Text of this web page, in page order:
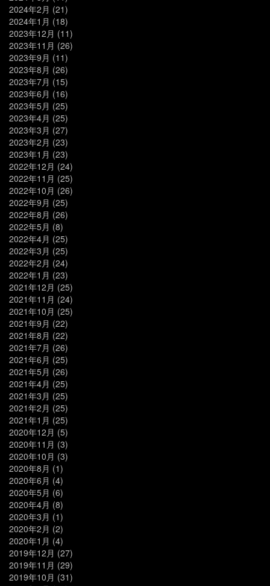
2024年2月 (21)
2024年1月 (18)
2023年12月 (11)
2023年11月 (26)
2023年9月 (11)
2023年8月 (26)
2023年7月 (15)
2023年6月 (16)
2023年5月 (25)
2023年4月 (25)
2023年3月 (27)
2023年2月 (23)
2023年1月 (23)
2022年12月 (24)
2022年11月 (25)
2022年10月 (26)
2022年9月 (25)
2022年8月 (26)
2022年5月 (8)
2022年4月 (25)
2022年3月 (25)
2022年2月 (24)
2022年1月 (23)
2021年12月 (25)
2021年11月 (24)
2021年10月 (25)
2021年9月 (22)
2021年8月 (22)
2021年7月 (26)
2021年6月 (25)
2021年5月 (26)
2021年4月 (25)
2021年3月 (25)
2021年2月 (25)
2021年1月 (25)
2020年12月 (5)
2020年11月 (3)
2020年10月 (3)
2020年8月 (1)
2020年6月 (4)
2020年5月 (6)
2020年4月 (8)
2020年3月 (1)
2020年2月 (2)
2020年1月 (4)
2019年12月 (27)
2019年11月 (29)
2019年10月 (31)